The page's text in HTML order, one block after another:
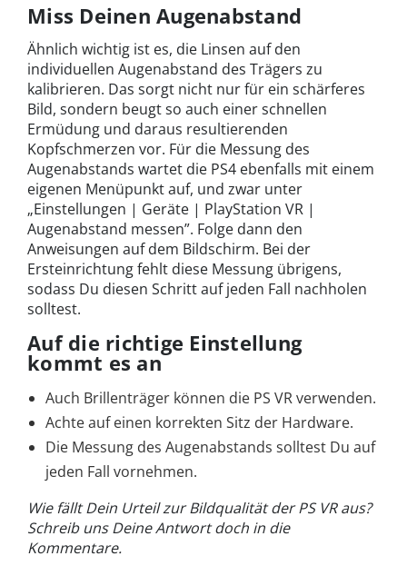
Miss Deinen Augenabstand
Ähnlich wichtig ist es, die Linsen auf den
individuellen Augenabstand des Trägers zu
kalibrieren. Das sorgt nicht nur für ein schärferes
Bild, sondern beugt so auch einer schnellen
Ermüdung und daraus resultierenden
Kopfschmerzen vor. Für die Messung des
Augenabstands wartet die PS4 ebenfalls mit einem
eigenen Menüpunkt auf, und zwar unter
„Einstellungen | Geräte | PlayStation VR |
Augenabstand messen”. Folge dann den
Anweisungen auf dem Bildschirm. Bei der
Ersteinrichtung fehlt diese Messung übrigens,
sodass Du diesen Schritt auf jeden Fall nachholen
solltest.
Auf die richtige Einstellung
kommt es an
Auch Brillenträger können die PS VR verwenden.
Achte auf einen korrekten Sitz der Hardware.
Die Messung des Augenabstands solltest Du auf
jeden Fall vornehmen.
Wie fällt Dein Urteil zur Bildqualität der PS VR aus?
Schreib uns Deine Antwort doch in die
Kommentare.